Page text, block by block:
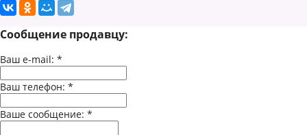
Сообщение продавцу:
Ваш e-mail: *
Ваш телефон: *
Ваше сообщение: *